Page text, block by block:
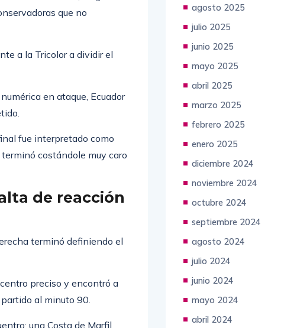
de Amad Diallo, Ange
que no
a la Tricolor a dividir el
en ataque, Ecuador
fue interpretado como
costándole muy caro
de reacción
terminó definiendo el
preciso y encontró a
al minuto 90.
septiembre 2025
agosto 2025
julio 2025
junio 2025
mayo 2025
abril 2025
marzo 2025
febrero 2025
enero 2025
diciembre 2024
noviembre 2024
octubre 2024
septiembre 2024
agosto 2024
julio 2024
junio 2024
mayo 2024